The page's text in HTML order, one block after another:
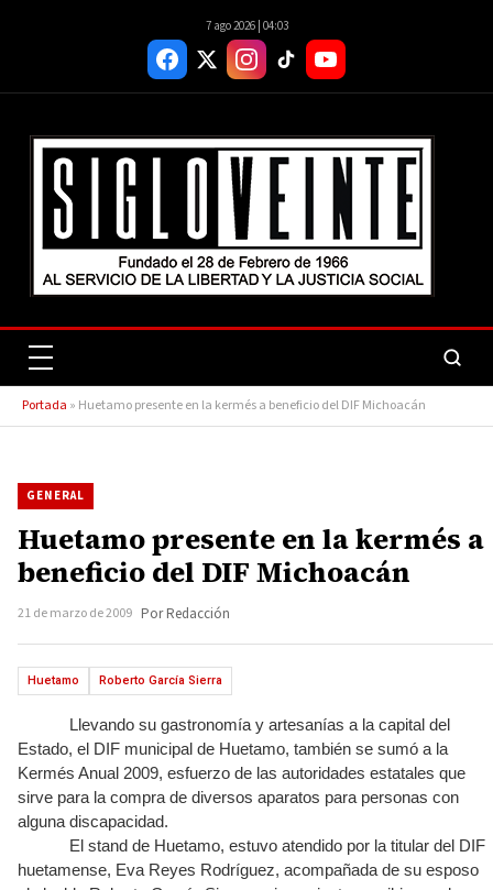
7 ago 2026 | 04:03
Portada » Huetamo presente en la kermés a beneficio del DIF Michoacán
GENERAL
Huetamo presente en la kermés a
beneficio del DIF Michoacán
21 de marzo de 2009 Por Redacción
Huetamo Roberto García Sierra
Llevando su gastronomía y artesanías a la capital del
Estado, el DIF municipal de Huetamo, también se sumó a la
Kermés Anual 2009, esfuerzo de las autoridades estatales que
sirve para la compra de diversos aparatos para personas con
alguna discapacidad.
El stand de Huetamo, estuvo atendido por la titular del DIF
huetamense, Eva Reyes Rodríguez, acompañada de su esposo